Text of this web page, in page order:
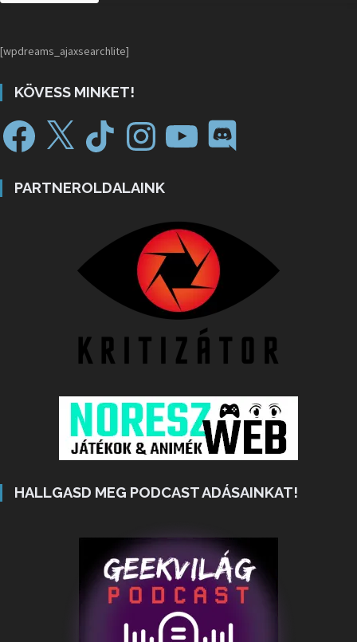
[wpdreams_ajaxsearchlite]
KÖVESS MINKET!
PARTNEROLDALAINK
HALLGASD MEG PODCAST ADÁSAINKAT!